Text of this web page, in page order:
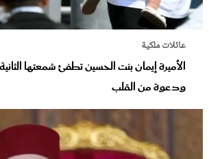
عائلات ملكية
الأميرة إيمان بنت الحسين تطفئ شمعتها
ودعوة من القلب